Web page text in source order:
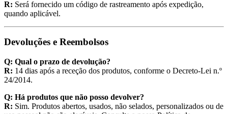
R: Será fornecido um código de rastreamento após expedição,
quando aplicável.
Devoluções e Reembolsos
Q: Qual o prazo de devolução?
R: 14 dias após a receção dos produtos, conforme o Decreto-Lei n.º
24/2014.
Q: Há produtos que não posso devolver?
R: Sim. Produtos abertos, usados, não selados, personalizados ou de